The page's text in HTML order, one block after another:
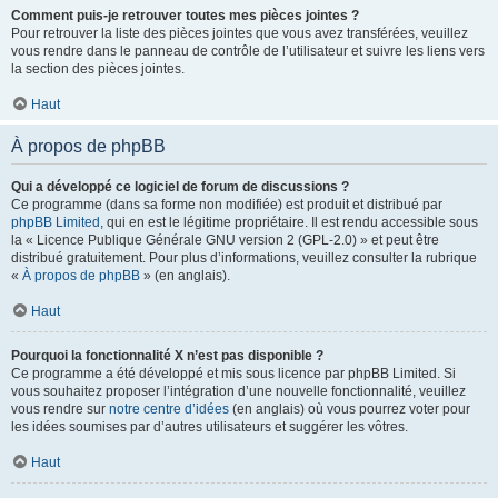
Comment puis-je retrouver toutes mes pièces jointes ?
Pour retrouver la liste des pièces jointes que vous avez transférées, veuillez
vous rendre dans le panneau de contrôle de l’utilisateur et suivre les liens vers
la section des pièces jointes.
Haut
À propos de phpBB
Qui a développé ce logiciel de forum de discussions ?
Ce programme (dans sa forme non modifiée) est produit et distribué par
phpBB Limited , qui en est le légitime propriétaire. Il est rendu accessible sous
la « Licence Publique Générale GNU version 2 (GPL-2.0) » et peut être
distribué gratuitement. Pour plus d’informations, veuillez consulter la rubrique
« À propos de phpBB » (en anglais).
Haut
Pourquoi la fonctionnalité X n’est pas disponible ?
Ce programme a été développé et mis sous licence par phpBB Limited. Si
vous souhaitez proposer l’intégration d’une nouvelle fonctionnalité, veuillez
vous rendre sur notre centre d’idées (en anglais) où vous pourrez voter pour
les idées soumises par d’autres utilisateurs et suggérer les vôtres.
Haut